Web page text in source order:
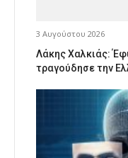
3 Αυγούστου 2026
Λάκης Χαλκιάς:
τραγούδησε την